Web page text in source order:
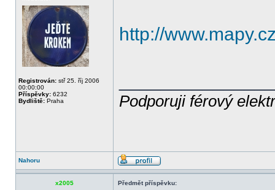
Registrován: stř 25. říj 2006
00:00:00
Příspěvky: 6232
Bydliště: Praha
http://
Podporuji férový
Nahoru
x2005 Předmět příspěvku: